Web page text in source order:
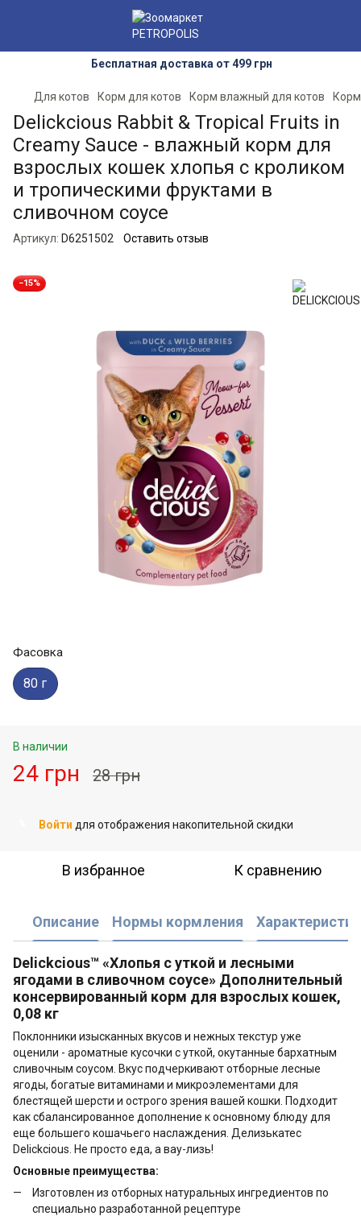
Бесплатная доставка от 499 грн
Для котов Корм для котов Корм влажный для котов
Delickcious Rabbit & Tropical Fruits in
Creamy Sauce - влажный корм для
взрослых кошек хлопья с кроликом
и тропическими фруктами в
сливочном соусе
Артикул: D6251502 Оставить отзыв
−15%
Фасовка
80 г
В наличии
24 грн 28 грн
Войти для отображения накопительной скидки
В избранное К сравнению
Описание Нормы кормления
Delickcious™ «Хлопья с уткой и лесными
ягодами в сливочном соусе» Дополнительный
консервированный корм для взрослых кошек,
0,08 кг
Поклонники изысканных вкусов и нежных текстур уже
оценили - ароматные кусочки с уткой, окутанные бархатным
сливочным соусом. Вкус подчеркивают отборные лесные
ягоды, богатые витаминами и микроэлементами для
блестящей шерсти и острого зрения вашей кошки. Подходит
как сбалансированное дополнение к основному блюду для
еще большего кошачьего наслаждения. Делизькатес
Delickcious. Не просто еда, а вау-лизь!
Основные преимущества:
Изготовлен из отборных натуральных ингредиентов по
специально разработанной рецептуре